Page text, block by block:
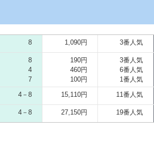
8 1,090円 3番人気
8
4
7
190円
460円
100円
3番人気
6番人気
1番人気
4－8 15,110円 11番人気
4－8 27,150円 19番人気